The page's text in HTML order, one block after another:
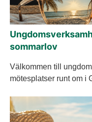
sommarlov
Välkommen till
mötesplatser runt om i